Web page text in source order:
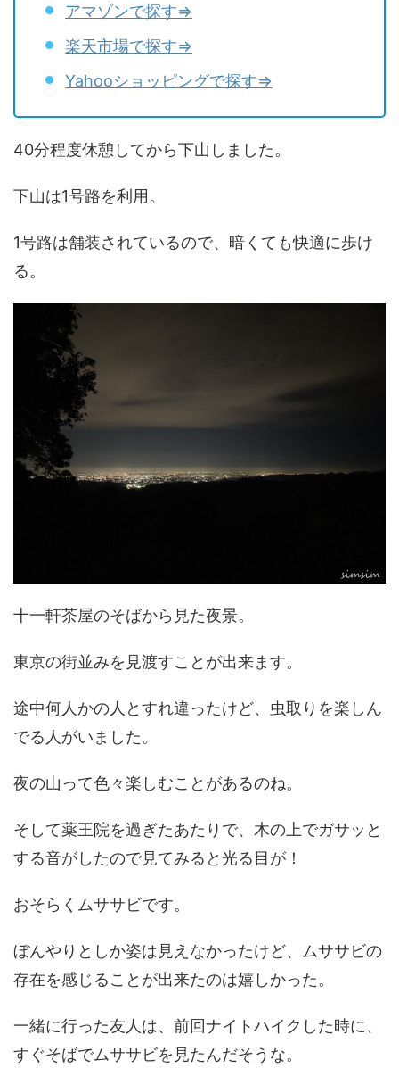
アマゾンで探す⇒
楽天市場で探す⇒
Yahooショッピングで探す⇒
40分程度休憩してから下山しました。
下山は1号路を利用。
1号路は舗装されているので、暗くても快適に歩け
る。
十一軒茶屋のそばから見た夜景。
東京の街並みを見渡すことが出来ます。
途中何人かの人とすれ違ったけど、虫取りを楽しん
でる人がいました。
夜の山って色々楽しむことがあるのね。
そして薬王院を過ぎたあたりで、木の上でガサッと
する音がしたので見てみると光る目が！
おそらくムササビです。
ぼんやりとしか姿は見えなかったけど、ムササビの
存在を感じることが出来たのは嬉しかった。
一緒に行った友人は、前回ナイトハイクした時に、
すぐそばでムササビを見たんだそうな。